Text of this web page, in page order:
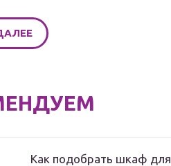
Как подобрать шкаф для